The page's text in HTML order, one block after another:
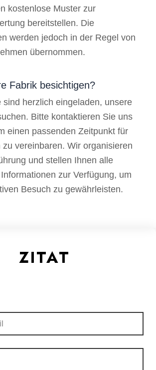
kostenlose Muster zur
bereitstellen. Die
werden jedoch in der Regel von
übernommen.
Fabrik besichtigen?
sind herzlich eingeladen, unsere
Bitte kontaktieren Sie uns
einen passenden Zeitpunkt für
zu vereinbaren. Wir organisieren
und stellen Ihnen alle
zur Verfügung, um
Besuch zu gewährleisten.
ZITAT